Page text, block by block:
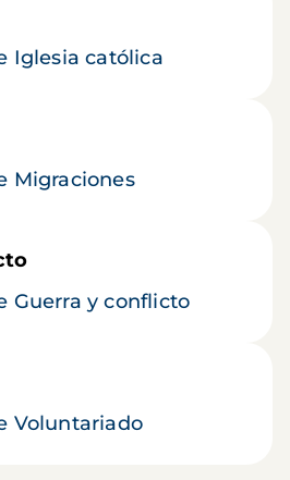
Iglesia católica
Migraciones
Guerra y conflicto
Voluntariado